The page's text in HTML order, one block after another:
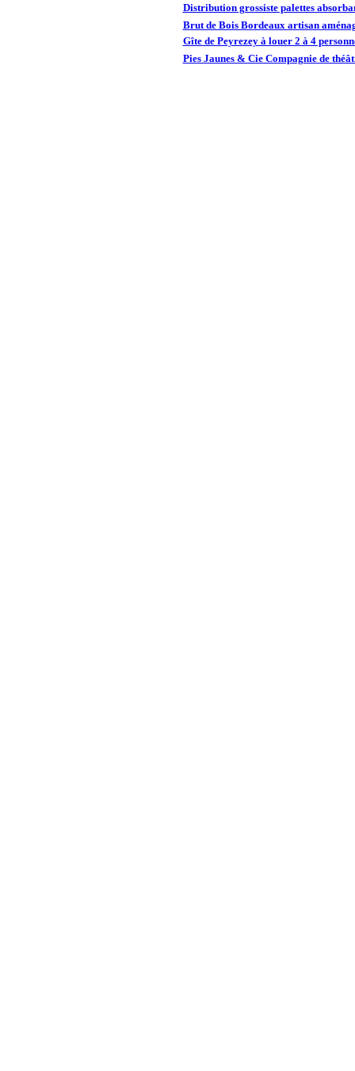
Distribution grossiste palettes
Brut de Bois Bordeaux artisan
Gîte de Peyrezey à louer 2 à 4
Pies Jaunes & Cie Compagnie de